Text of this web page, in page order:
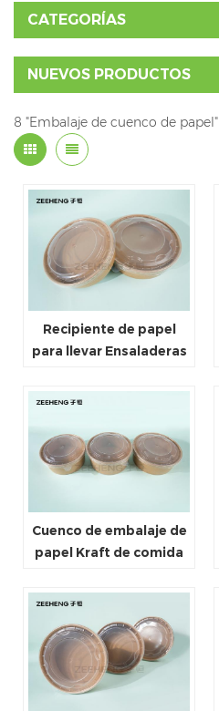
CATEGORÍAS
NUEVOS PRODUCTOS
8 "Embalaje de cuenco de papel"
Recipiente de papel
para llevar Ensaladeras
Recipiente redondo de
para
acondicionamiento de
Cuenco de embalaje de
papel Kraft de comida
respetuoso con el
medio ambiente,
biodegradable, marrón,
redondo,
personalizado,